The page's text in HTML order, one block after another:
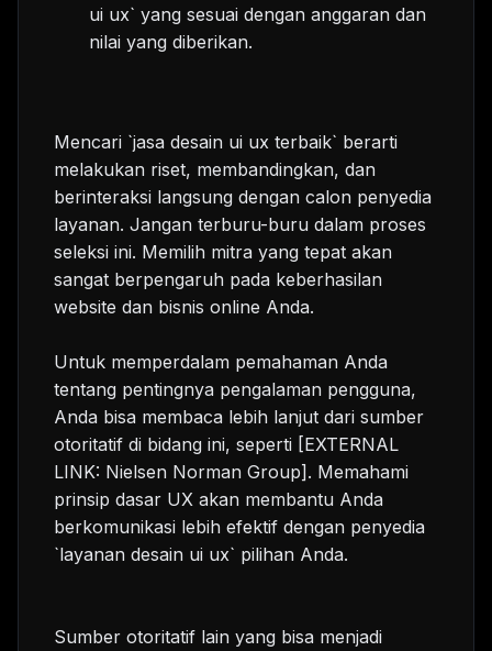
ui ux` yang sesuai dengan anggaran dan
nilai yang diberikan.
Mencari `jasa desain ui ux terbaik` berarti
melakukan riset, membandingkan, dan
berinteraksi langsung dengan calon penyedia
layanan. Jangan terburu-buru dalam proses
seleksi ini. Memilih mitra yang tepat akan
sangat berpengaruh pada keberhasilan
website dan bisnis online Anda.
Untuk memperdalam pemahaman Anda
tentang pentingnya pengalaman pengguna,
Anda bisa membaca lebih lanjut dari sumber
otoritatif di bidang ini, seperti [EXTERNAL
LINK: Nielsen Norman Group]. Memahami
prinsip dasar UX akan membantu Anda
berkomunikasi lebih efektif dengan penyedia
`layanan desain ui ux` pilihan Anda.
Sumber otoritatif lain yang bisa menjadi